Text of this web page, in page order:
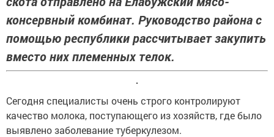
консервный комбинат. Руководство района с
помощью республики рассчитывает закупить
вместо них племенных телок.
Сегодня специалисты очень строго контролируют
качество молока, поступающего из хозяйств, где было
выявлено заболевание туберкулезом.